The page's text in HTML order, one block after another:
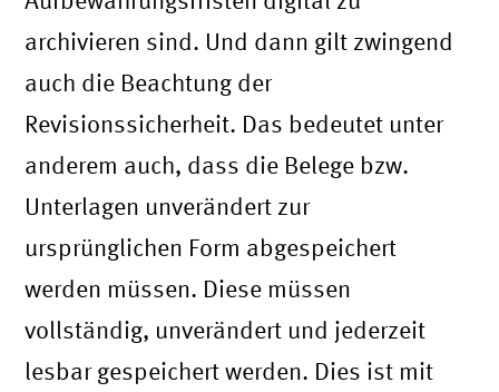
archivieren sind. Und dann gilt zwingend
auch die Beachtung der
Revisionssicherheit. Das bedeutet unter
anderem auch, dass die Belege bzw.
Unterlagen unverändert zur
ursprünglichen Form abgespeichert
werden müssen. Diese müssen
vollständig, unverändert und jederzeit
lesbar gespeichert werden. Dies ist mit